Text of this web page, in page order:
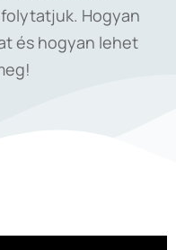
Hogyan
és hogyan lehet